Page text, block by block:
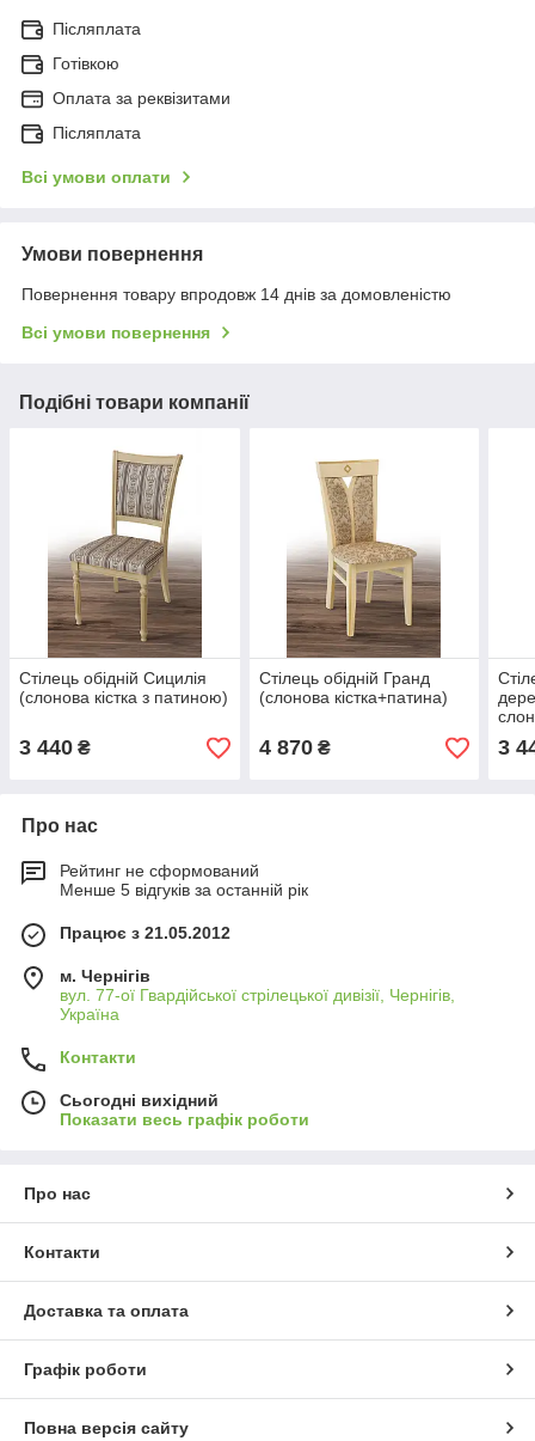
Післяплата
Готівкою
Оплата за реквізитами
Післяплата
Всі умови оплати
Умови повернення
Повернення товару впродовж 14 днів за домовленістю
Всі умови повернення
Подібні товари компанії
Стілець обідній Сицилія
(слонова кістка з патиною)
3 440 ₴
Стілець обідній Гранд
(слонова кістка+патина)
4 870₴ 3
Про нас
Рейтинг не сформований
Менше 5 відгуків за останній рік
Працює з 21.05.2012
м. Чернігів
вул. 77-ої Гвардійської стрілецької дивізії, Чернігів,
Україна
Контакти
Сьогодні вихідний
Показати весь графік роботи
Про нас
Контакти
Доставка та оплата
Графік роботи
Повна версія сайту